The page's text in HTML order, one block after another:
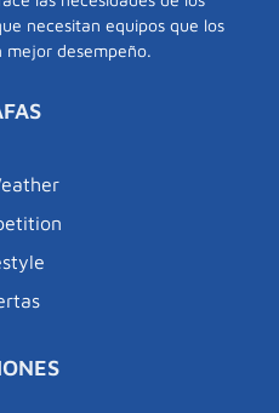
necesitan equipos que los
desempeño.